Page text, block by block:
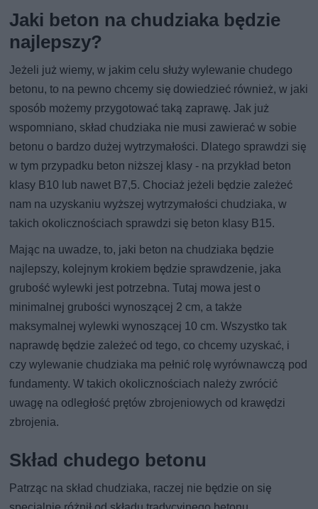
Jaki beton na chudziaka będzie
najlepszy?
Jeżeli już wiemy, w jakim celu służy wylewanie chudego
betonu, to na pewno chcemy się dowiedzieć również, w jaki
sposób możemy przygotować taką zaprawę. Jak już
wspomniano, skład chudziaka nie musi zawierać w sobie
betonu o bardzo dużej wytrzymałości. Dlatego sprawdzi się
w tym przypadku beton niższej klasy - na przykład beton
klasy B10 lub nawet B7,5. Chociaż jeżeli będzie zależeć
nam na uzyskaniu wyższej wytrzymałości chudziaka, w
takich okolicznościach sprawdzi się beton klasy B15.
Mając na uwadze, to, jaki beton na chudziaka będzie
najlepszy, kolejnym krokiem będzie sprawdzenie, jaka
grubość wylewki jest potrzebna. Tutaj mowa jest o
minimalnej grubości wynoszącej 2 cm, a także
maksymalnej wylewki wynoszącej 10 cm. Wszystko tak
naprawdę będzie zależeć od tego, co chcemy uzyskać, i
czy wylewanie chudziaka ma pełnić rolę wyrównawczą pod
fundamenty. W takich okolicznościach należy zwrócić
uwagę na odległość prętów zbrojeniowych od krawędzi
zbrojenia.
Skład chudego betonu
Patrząc na skład chudziaka, raczej nie będzie on się